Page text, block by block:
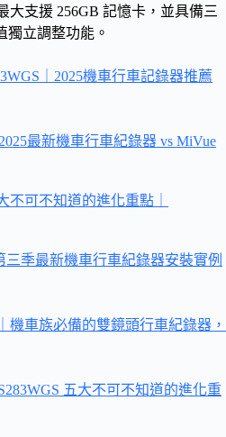
大支援 256GB 記憶卡，並具備三
獨立調整功能。
｜2025機車行車記錄器推薦
最新機車行車紀錄器 vs MiVue
不可不知道的進化重點｜
三季最新機車行車紀錄器安裝實例
機車族必備的雙鏡頭行車紀錄器，
五大不可不知道的進化重